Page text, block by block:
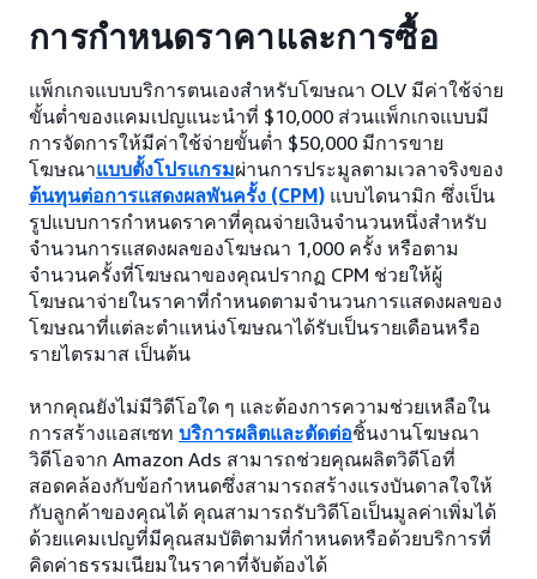
การกำหนดราคาและการซื้อ
แพ็กเกจแบบบริการตนเองสำหรับโฆษณา OLV มีค่าใช้จ่าย
ขั้นต่ำของแคมเปญแนะนำที่ $10,000 ส่วนแพ็กเกจแบบมี
การจัดการให้มีค่าใช้จ่ายขั้นต่ำ $50,000 มีการขาย
โฆษณาแบบตั้งโปรแกรมผ่านการประมูลตามเวลาจริงของ
ต้นทุนต่อการแสดงผลพันครั้ง (CPM) แบบไดนามิก ซึ่งเป็น
รูปแบบการกำหนดราคาที่คุณจ่ายเงินจำนวนหนึ่งสำหรับ
จำนวนการแสดงผลของโฆษณา 1,000 ครั้ง หรือตาม
จำนวนครั้งที่โฆษณาของคุณปรากฏ CPM ช่วยให้ผู้
โฆษณาจ่ายในราคาที่กำหนดตามจำนวนการแสดงผลของ
โฆษณาที่แต่ละตำแหน่งโฆษณาได้รับเป็นรายเดือนหรือ
รายไตรมาส เป็นต้น
หากคุณยังไม่มีวิดีโอใด ๆ และต้องการความช่วยเหลือใน
การสร้างแอสเซท บริการผลิตและตัดต่อชิ้นงานโฆษณา
วิดีโอจาก Amazon Ads สามารถช่วยคุณผลิตวิดีโอที่
สอดคล้องกับข้อกำหนดซึ่งสามารถสร้างแรงบันดาลใจให้
กับลูกค้าของคุณได้ คุณสามารถรับวิดีโอเป็นมูลค่าเพิ่มได้
ด้วยแคมเปญที่มีคุณสมบัติตามที่กำหนดหรือด้วยบริการที่
คิดค่าธรรมเนียมในราคาที่จับต้องได้